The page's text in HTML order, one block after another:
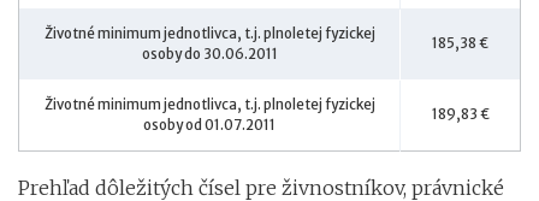
Životné minimum jednotlivca, t.j. plnoletej fyzickej
osoby do 30.06.2011
185,38 €
Životné minimum jednotlivca, t.j. plnoletej fyzickej
osoby od 01.07.2011
189,83 €
Prehľad dôležitých čísel pre živnostníkov, právnické